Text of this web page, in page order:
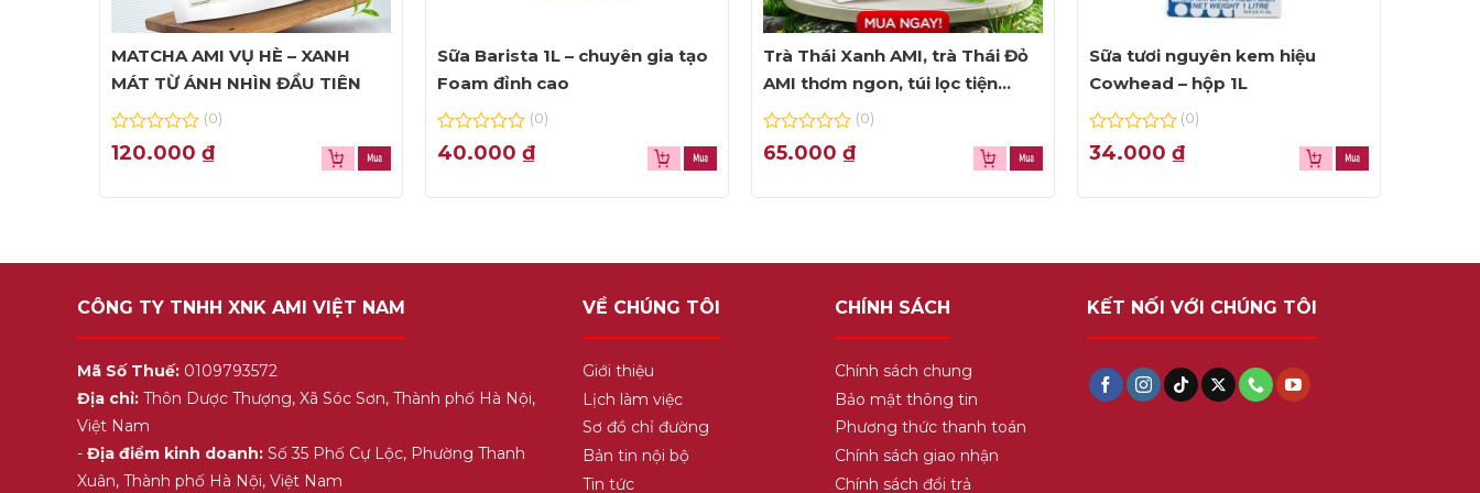
MATCHA AMI VỤ HÈ – XANH
MÁT TỪ ÁNH NHÌN ĐẦU TIÊN
0
out
5
(0)
120.000₫
Sữa Barista 1L – chuyên gia tạo
Foam đỉnh cao
0
out
5
(0)
40.000₫
Trà Thái Xanh AMI, trà Thái Đỏ
AMI thơm ngon, túi lọc tiện
dụng
0
out
5
(0)
65.000 ₫
Sữa tươi nguyên kem hiệu
Cowhead – hộp 1L
0
out
5
(0)
34.000 ₫
CÔNG TY TNHH XNK AMI VIỆT NAM
Mã Số Thuế: 0109793572
Địa chỉ: Thôn Dược Thượng, Xã Sóc Sơn, Thành phố Hà Nội,
Việt Nam
-Địa điểm kinh doanh: Số 35 Phố Cự Lộc, Phường Thanh
Xuân, Thành phố Hà Nội, Việt Nam
VỀ CHÚNG TÔI
Giới thiệu
Lịch làm việc
Sơ đồ chỉ đường
Bản tin nội bộ
Tin tức
CHÍNH SÁCH
Chính sách chung
Bảo mật thông tin
Phương thức thanh toán
Chính sách giao nhận
Chính sách đổi trả
KẾT NỐI VỚI CHÚNG TÔI